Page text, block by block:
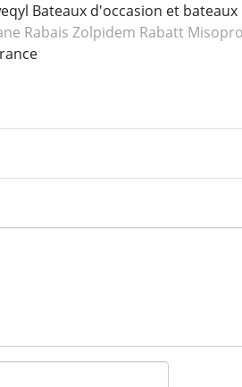
Bateaux d'occasion et
Rabais Zolpidem Rabatt